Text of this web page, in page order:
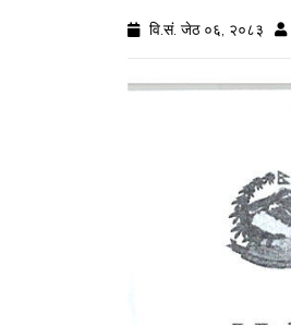
वि.सं. जेठ ०६, २०८३